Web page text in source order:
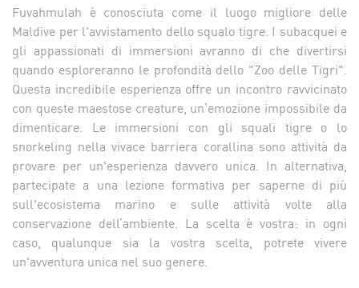
Fuvahmulah è conosciuta come il luogo migliore delle
Maldive per l'avvistamento dello squalo tigre. I subacquei e
gli appassionati di immersioni avranno di che divertirsi
quando esploreranno le profondità dello "Zoo delle Tigri".
Questa incredibile esperienza offre un incontro ravvicinato
con queste maestose creature, un’emozione impossibile da
dimenticare. Le immersioni con gli squali tigre o lo
snorkeling nella vivace barriera corallina sono attività da
provare per un'esperienza davvero unica. In alternativa,
partecipate a una lezione formativa per saperne di più
sull'ecosistema marino e sulle attività volte alla
conservazione dell’ambiente. La scelta è vostra: in ogni
caso, qualunque sia la vostra scelta, potrete vivere
un'avventura unica nel suo genere.